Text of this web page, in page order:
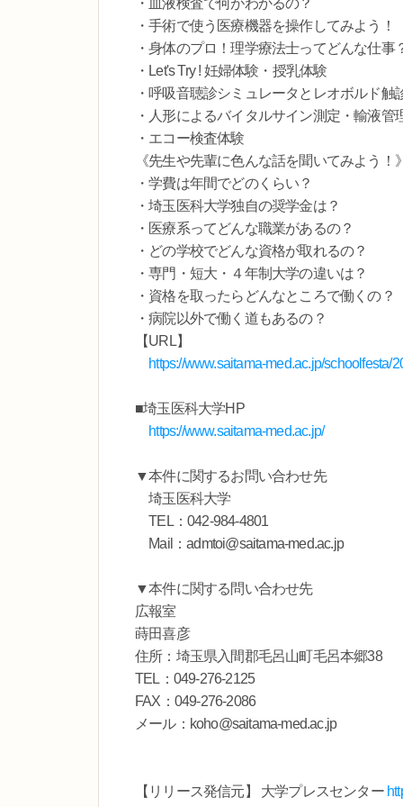
・手術で使う医療機器を操作してみよう！
・身体のプロ！理学療法士ってどんな仕事
・Let's Try ! 妊婦体験・授乳体験
・呼吸音聴診シミュレータとレオボルド触
・人形によるバイタルサイン測定・輸液管
・エコー検査体験
《先生や先輩に色んな話を聞いてみよう！》
・学費は年間でどのくらい？
・埼玉医科大学独自の奨学金は？
・医療系ってどんな職業があるの？
・どの学校でどんな資格が取れるの？
・専門・短大・４年制大学の違いは？
・資格を取ったらどんなところで働くの？
・病院以外で働く道もあるの？
【URL】
https://www.saitama-med.ac.jp/schoolfesta/
■埼玉医科大学HP
https://www.saitama-med.ac.jp/
▼本件に関するお問い合わせ先
埼玉医科大学
TEL：042-984-4801
Mail：admtoi@saitama-med.ac.jp
▼本件に関する問い合わせ先
広報室
蒔田喜彦
住所：埼玉県入間郡毛呂山町毛呂本郷38
TEL：049-276-2125
FAX：049-276-2086
メール：koho@saitama-med.ac.jp
【リリース発信元】 大学プレスセンター